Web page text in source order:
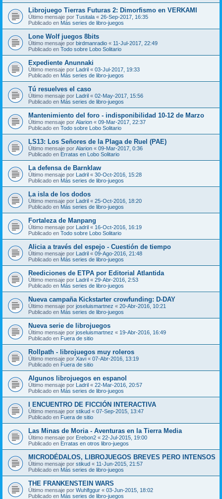
Librojuego Tierras Futuras 2: Dimorfismo en VERKAMI
Último mensaje por Tusitala « 26-Sep-2017, 16:35
Publicado en Más series de libro-juegos
Lone Wolf juegos 8bits
Último mensaje por birdmanradio « 11-Jul-2017, 22:49
Publicado en Todo sobre Lobo Solitario
Expediente Anunnaki
Último mensaje por Ladril « 03-Jul-2017, 19:33
Publicado en Más series de libro-juegos
Tú resuelves el caso
Último mensaje por Ladril « 02-May-2017, 15:56
Publicado en Más series de libro-juegos
Mantenimiento del foro - indisponibilidad 10-12 de Marzo
Último mensaje por Alarion « 09-Mar-2017, 22:37
Publicado en Todo sobre Lobo Solitario
LS13: Los Señores de la Plaga de Ruel (PAE)
Último mensaje por Alarion « 09-Mar-2017, 0:36
Publicado en Erratas en Lobo Solitario
La defensa de Barnklaw
Último mensaje por Ladril « 30-Oct-2016, 15:28
Publicado en Más series de libro-juegos
La isla de los dodos
Último mensaje por Ladril « 25-Oct-2016, 18:20
Publicado en Más series de libro-juegos
Fortaleza de Manpang
Último mensaje por Ladril « 16-Oct-2016, 16:19
Publicado en Todo sobre Lobo Solitario
Alicia a través del espejo - Cuestión de tiempo
Último mensaje por Ladril « 09-Ago-2016, 21:48
Publicado en Más series de libro-juegos
Reediciones de ETPA por Editorial Atlantida
Último mensaje por Ladril « 29-Abr-2016, 2:53
Publicado en Más series de libro-juegos
Nueva campaña Kickstarter crowfunding: D-DAY
Último mensaje por joseluismartnez « 20-Abr-2016, 10:21
Publicado en Más series de libro-juegos
Nueva serie de librojuegos
Último mensaje por joseluismartnez « 19-Abr-2016, 16:49
Publicado en Fuera de sitio
Rollpath - librojuegos muy roleros
Último mensaje por Xavi « 07-Abr-2016, 13:19
Publicado en Fuera de sitio
Algunos librojuegos en espanol
Último mensaje por Ladril « 22-Mar-2016, 20:57
Publicado en Más series de libro-juegos
I ENCUENTRO DE FICCIÓN INTERACTIVA
Último mensaje por stikud « 07-Sep-2015, 13:47
Publicado en Fuera de sitio
Las Minas de Moria - Aventuras en la Tierra Media
Último mensaje por Erebon2 « 22-Jul-2015, 19:00
Publicado en Erratas en otros libro-juegos
MICRODÉDALOS, LIBROJUEGOS BREVES PERO INTENSOS
Último mensaje por stikud « 11-Jun-2015, 21:57
Publicado en Más series de libro-juegos
THE FRANKENSTEIN WARS
Último mensaje por Wuhlfggur « 03-Jun-2015, 18:02
Publicado en Más series de libro-juegos